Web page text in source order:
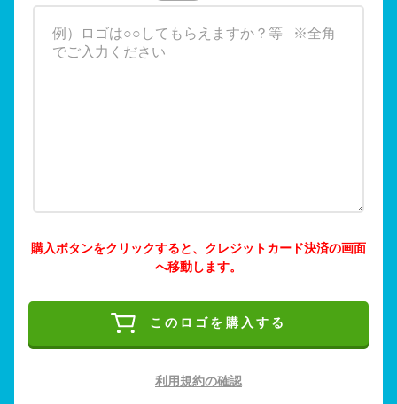
購入ボタンをクリックすると、クレジットカード決済の画面
へ移動します。
このロゴを購入する
利用規約の確認